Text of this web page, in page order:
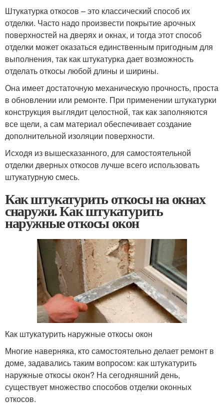
Штукатурка откосов – это классический способ их
отделки. Часто надо произвести покрытие арочных
поверхностей на дверях и окнах, и тогда этот способ
отделки может оказаться единственным пригодным для
выполнения, так как штукатурка дает возможность
отделать откосы любой длины и ширины.
Она имеет достаточную механическую прочность, проста
в обновлении или ремонте. При применении штукатурки
конструкция выглядит целостной, так как заполняются
все щели, а сам материал обеспечивает создание
дополнительной изоляции поверхности.
Исходя из вышесказанного, для самостоятельной
отделки дверных откосов лучше всего использовать
штукатурную смесь.
Как штукатурить откосы на окнах
снаружи. Как штукатурить
наружные откосы окон
Как штукатурить наружные откосы окон
Многие наверняка, кто самостоятельно делает ремонт в
доме, задавались таким вопросом: как штукатурить
наружные откосы окон? На сегодняшний день,
существует множество способов отделки оконных
откосов.